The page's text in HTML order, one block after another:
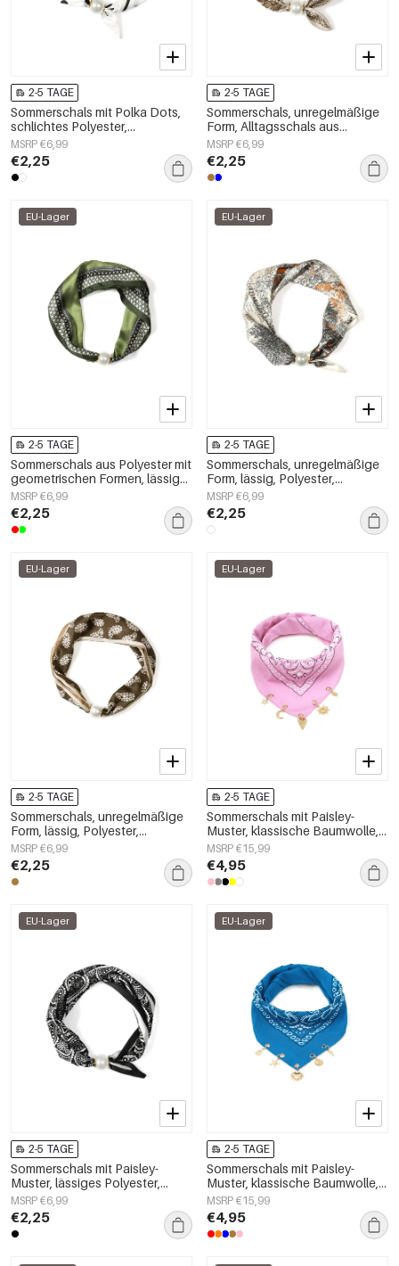
2-5 TAGE
Sommerschals mit Polka Dots,
schlichtes Polyester,
Alltagsaccessoires
MSRP €6,99
€2,25
2-5 TAGE
Sommerschals, unregelmäßige
Form, Alltagsschals aus
Polyester, Accessoires für jeden
Tag
MSRP €6,99
€2,25
EU-Lager
2-5 TAGE
Sommerschals aus Polyester mit
geometrischen Formen, lässige
Accessoires für jeden Tag
MSRP €6,99
€2,25
EU-Lager
2-5 TAGE
Sommerschals, unregelmäßige
Form, lässig, Polyester,
Alltagsaccessoires
MSRP €6,99
€2,25
EU-Lager
2-5 TAGE
Sommerschals, unregelmäßige
Form, lässig, Polyester,
Alltagsaccessoires
MSRP €6,99
€2,25
EU-Lager
2-5 TAGE
Sommerschals mit Paisley-
Muster, klassische Baumwolle,
Alltagsaccessoires
MSRP €15,99
€4,95
EU-Lager
2-5 TAGE
Sommerschals mit Paisley-
Muster, lässiges Polyester,
Alltagsaccessoires
MSRP €6,99
€2,25
EU-Lager
2-5 TAGE
Sommerschals mit Paisley-
Muster, klassische Baumwolle,
Alltagsaccessoires
MSRP €15,99
€4,95